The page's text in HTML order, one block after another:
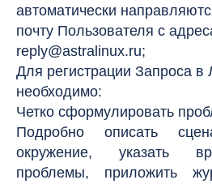
автоматически
почту Пользователя с
reply@astralinux.ru;
Для регистрации Запроса в
необходимо:
Четко сформулировать
Подробно описать
окружение, указать
проблемы, приложить